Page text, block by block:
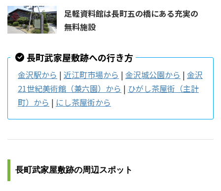
足軽資料館は長町五の橋にある充実の
無料施設
長町武家屋敷跡への行き方
金沢駅から | 近江町市場から | 金沢城公園から | 金沢
21世紀美術館（兼六園）から | ひがし茶屋街（主計
町）から | にし茶屋街から
長町武家屋敷跡の周辺スポット